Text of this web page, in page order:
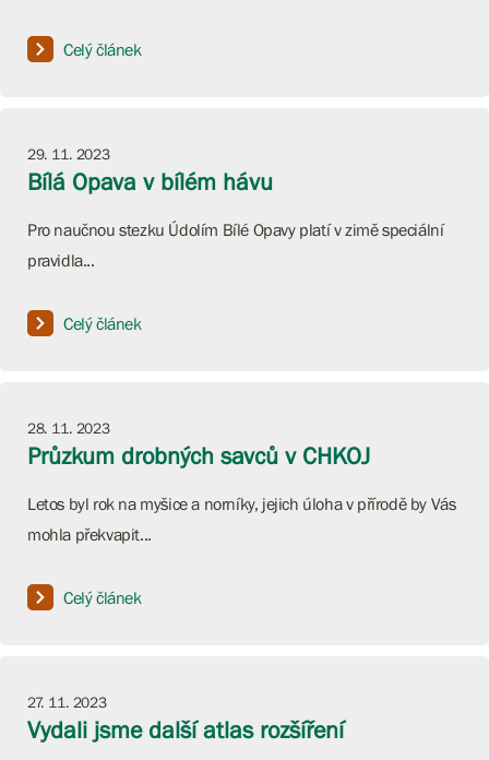
Celý článek
29. 11. 2023
Bílá Opava v bílém hávu
Pro naučnou stezku Údolím Bílé Opavy platí v zimě speciální
pravidla...
Celý článek
28. 11. 2023
Průzkum drobných savců v CHKOJ
Letos byl rok na myšice a norníky, jejich úloha v přírodě by Vás
mohla překvapit...
Celý článek
27. 11. 2023
Vydali jsme další atlas rozšíření